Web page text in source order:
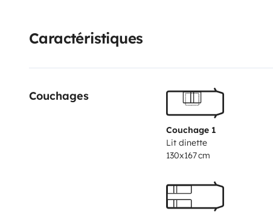
Caractéristiques
Couchages
Couchage 1
Lit dinette
130x167 cm